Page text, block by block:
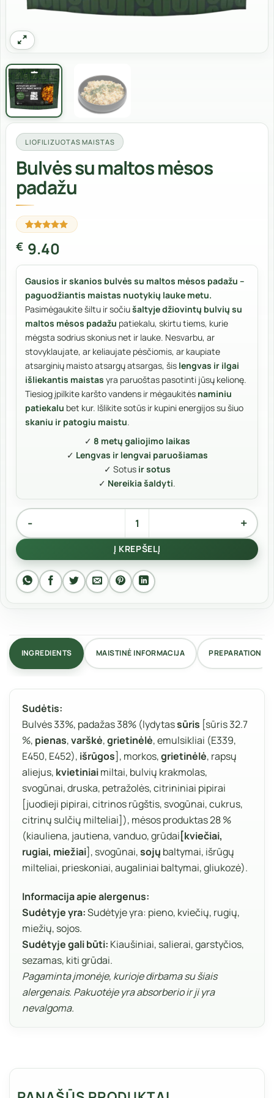
LIOFILIZUOTAS MAISTAS
Bulvės su maltos mėsos
padažu
5iš 5
(viso
įvertinimų:
€ 9.40
Gausios ir skanios bulvės su maltos mėsos padažu –
paguodžiantis maistas nuotykių lauke metu.
Pasimėgaukite šiltu ir sočiušaltyje džiovintų bulvių su
maltos mėsos padažu patiekalu, skirtu tiems, kurie
mėgsta sodrius skonius net ir lauke. Nesvarbu, ar
stovyklaujate, ar keliaujate pėsčiomis, ar kaupiate
atsarginių maisto atsargų atsargas, šis lengvas ir ilgai
išliekantis maistas yra paruoštas pasotinti jūsų kelionę.
Tiesiog įpilkite karšto vandens ir mėgaukitės naminiu
patiekalu bet kur. Išlikite sotūs ir kupini energijos su šiuo
skaniu ir patogiu maistu.
✓ 8 metų galiojimo laikas
✓ Lengvas ir lengvai paruošiamas
✓ Sotus ir sotus
✓ Nereikia šaldyti.
produkto kiekis: Bulvės su maltos mėsos padažu
Į KREPŠELĮ
Alternative:
INGREDIENTS MAISTINĖ INFORMACIJA PREPARATION
Sudėtis:
Bulvės 33%, padažas 38% (lydytassūris [sūris 32.7
%, pienas,varškė,grietinėlė, emulsikliai (E339,
E450, E452), išrūgos], morkos,grietinėlė, rapsų
aliejus, kvietiniaimiltai, bulvių krakmolas,
svogūnai, druska, petražolės, citrininiai pipirai
[juodieji pipirai, citrinos rūgštis, svogūnai, cukrus,
citrinų sulčių milteliai]), mėsos produktas 28 %
(kiauliena, jautiena, vanduo, grūdai [kviečiai,
rugiai, miežiai], svogūnai,sojų baltymai, išrūgų
milteliai, prieskoniai, augaliniai baltymai, gliukozė).
Informacija apie alergenus:
Sudėtyje yra:Sudėtyje yra: pieno, kviečių, rugių,
miežių, sojos.
Sudėtyje gali būti: Kiaušiniai, salierai, garstyčios,
sezamas, kiti grūdai.
Pagaminta įmonėje, kurioje dirbama su šiais
alergenais. Pakuotėje yra absorberio ir ji yra
nevalgoma.